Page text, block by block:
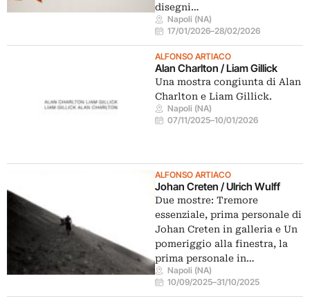
disegni…
Napoli (NA)
17/01/2026–28/02/2026
ALFONSO ARTIACO
Alan Charlton / Liam Gillick
Una mostra congiunta di Alan
Charlton e Liam Gillick.
Napoli (NA)
07/11/2025–10/01/2026
ALFONSO ARTIACO
Johan Creten / Ulrich Wulff
Due mostre: Tremore
essenziale, prima personale di
Johan Creten in galleria e Un
pomeriggio alla finestra, la
prima personale in…
Napoli (NA)
10/09/2025–31/10/2025